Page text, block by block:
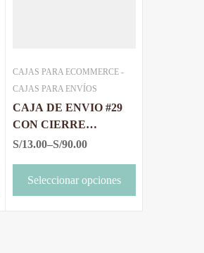
CAJAS PARA ECOMMERCE -
CAJAS PARA ENVÍOS
CAJA DE ENVIO #29
CON CIERRE
18x13x3.5 cms.
S/13.00–S/90.00
Seleccionar opciones